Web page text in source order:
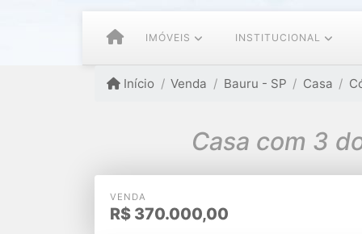
IMÓVEIS INSTITUCIONAL
Início Venda Bauru - SP Casa
Casa com 3
VENDA
R$ 370.000,00